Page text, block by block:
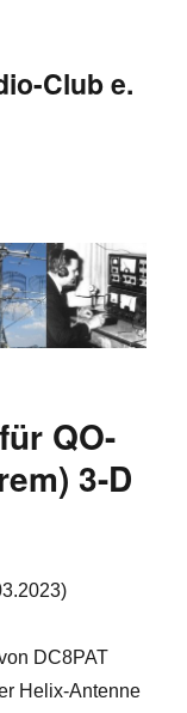
Club e.
QO-
3-D
DC8PAT
Helix-Antenne